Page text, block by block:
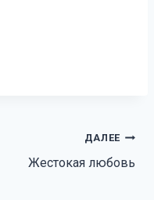
ДАЛЕЕ
Жестокая любовь